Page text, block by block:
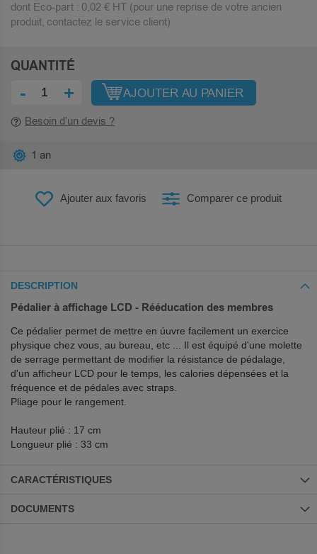
dont Eco-part : 0,02 € HT (pour une reprise de votre ancien
produit, contactez le service client)
QUANTITÉ
- + AJOUTER AU PANIER
Besoin d’un devis ?
Ajouter aux favoris Comparer ce produit
1 an
DESCRIPTION
Pédalier à affichage LCD - Rééducation des membres
Ce pédalier permet de mettre en úuvre facilement un exercice
physique chez vous, au bureau, etc ... Il est équipé d'une molette
de serrage permettant de modifier la résistance de pédalage,
d'un afficheur LCD pour le temps, les calories dépensées et la
fréquence et de pédales avec straps.
Pliage pour le rangement.
Hauteur plié : 17 cm
Longueur plié : 33 cm
CARACTÉRISTIQUES
DOCUMENTS